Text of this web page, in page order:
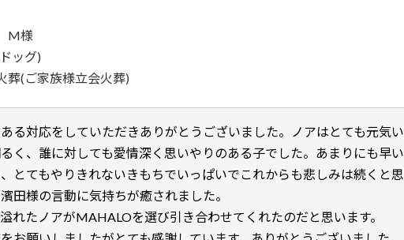
M様
ッグ)
葬(ご家族様立会火葬)
る対応をしていただきありがとうございました。ノアはとても元気い
く、誰に対しても愛情深く思いやりのある子でした。あまりにも早い
とてもやりきれないきもちでいっぱいでこれからも悲しみは続くと思
田様の言動に気持ちが癒されました。
れたノアがMAHALOを選び引き合わせてくれたのだと思います。